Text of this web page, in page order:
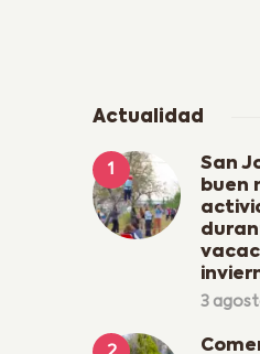
Actualidad
San
buen
3